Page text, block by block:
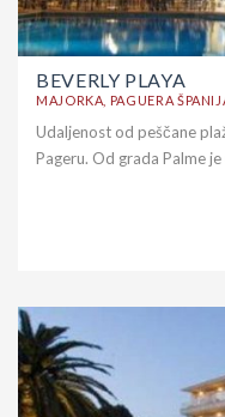
BEVERLY PLAYA
MAJORKA, PAGUERA
Udaljenost od peščane
Pageru. Od grada Palme